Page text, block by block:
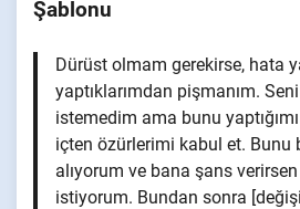
Şablonu
Dürüst olmam gerekirse, hata
yaptıklarımdan pişmanım.
istemedim ama bunu
içten özürlerimi kabul et. Bunu
alıyorum ve bana şans
istiyorum. Bundan sonra